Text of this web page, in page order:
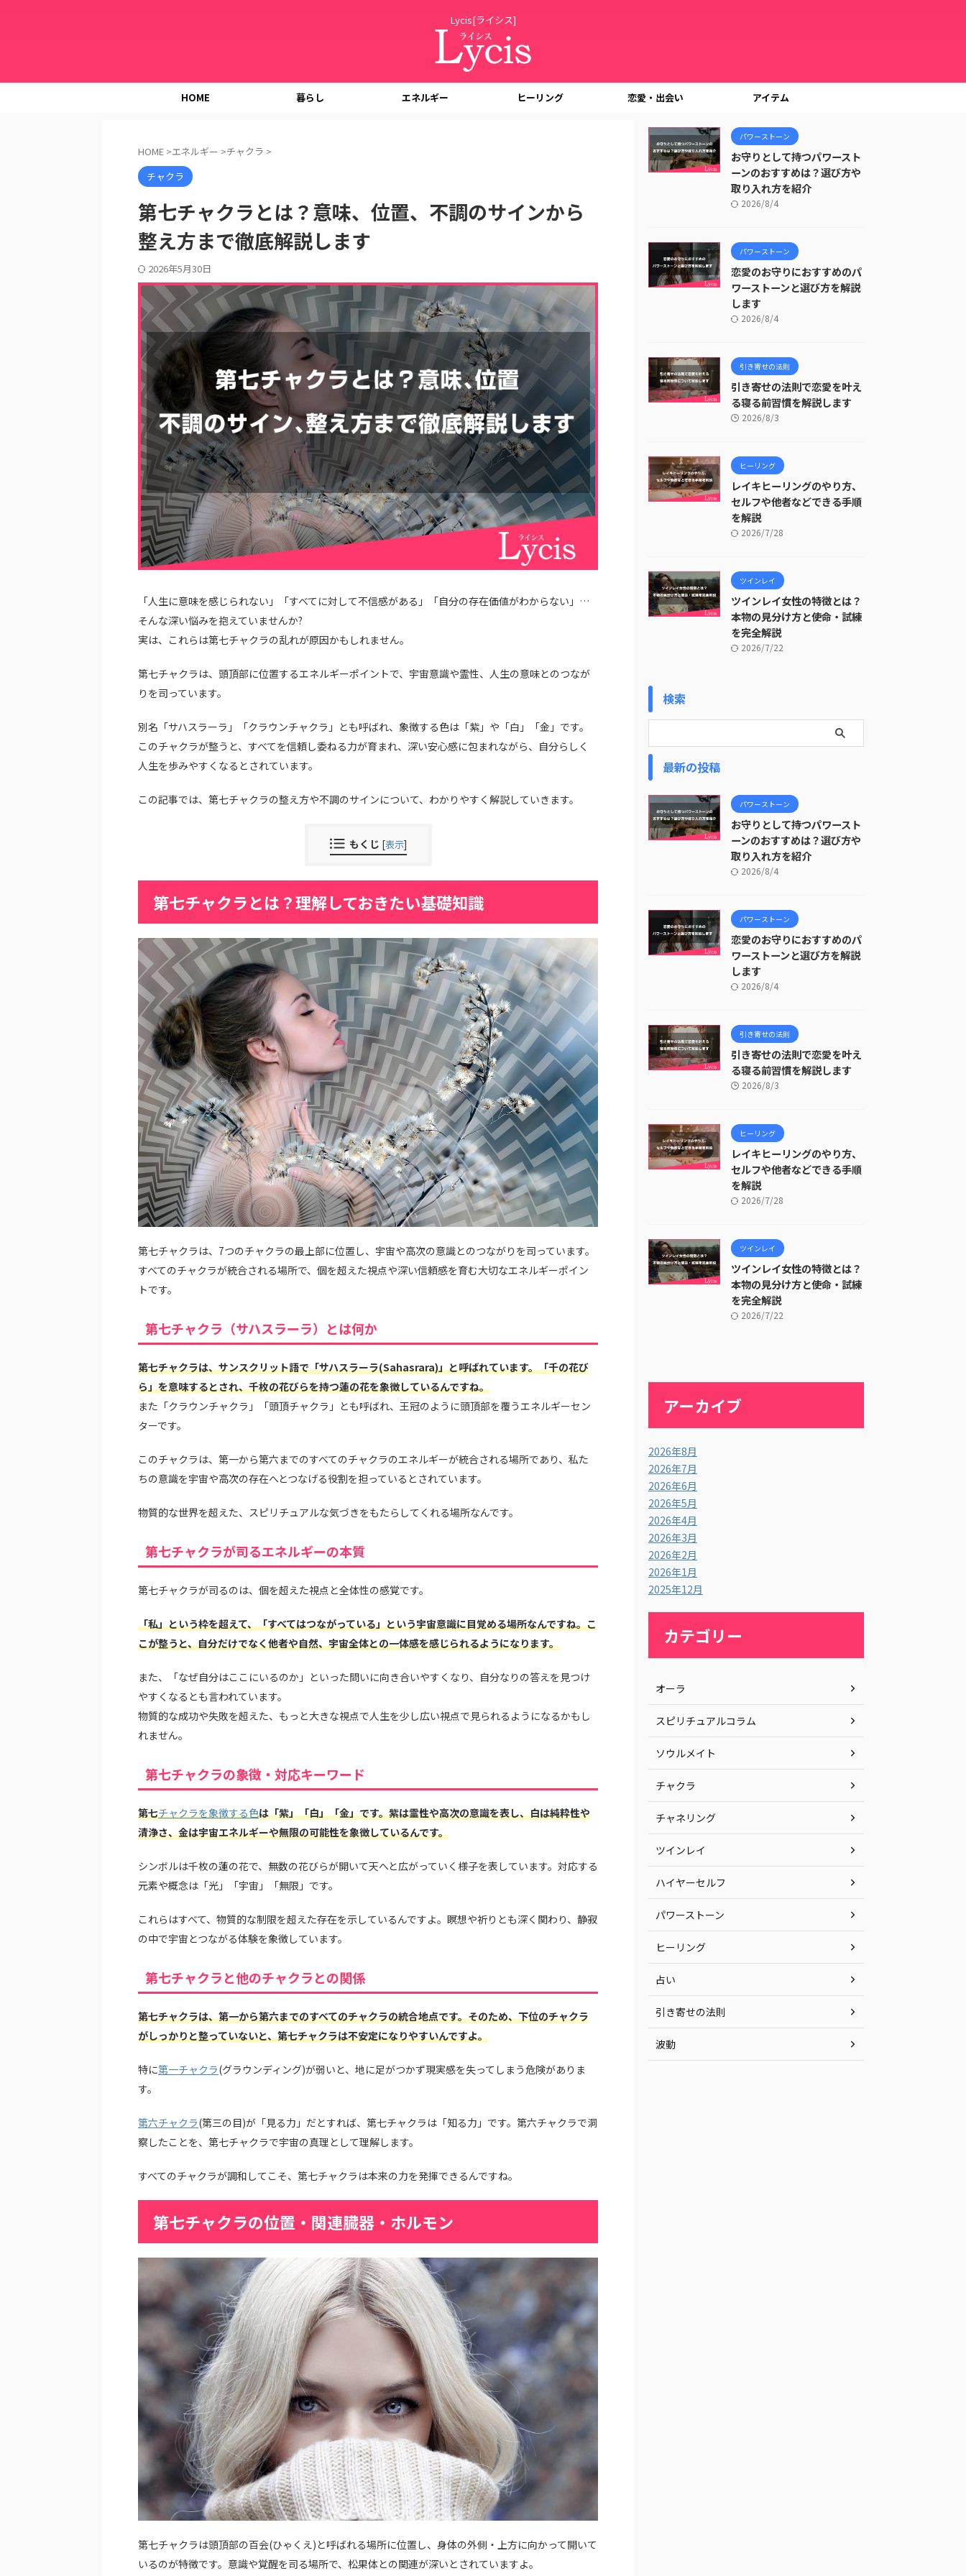
Lycis[ライシス]
HOME 暮らし エネルギー ヒーリング 恋愛・出会い アイテム
HOME >エネルギー >チャクラ >
チャクラ
第七チャクラとは？意味、位置、不調のサインから
整え方まで徹底解説します
2026年5月30日
「人生に意味を感じられない」「すべてに対して不信感がある」「自分の存在価値がわからない」…
そんな深い悩みを抱えていませんか?
実は、これらは第七チャクラの乱れが原因かもしれません。
第七チャクラは、頭頂部に位置するエネルギーポイントで、宇宙意識や霊性、人生の意味とのつなが
りを司っています。
別名「サハスラーラ」「クラウンチャクラ」とも呼ばれ、象徴する色は「紫」や「白」「金」です。
このチャクラが整うと、すべてを信頼し委ねる力が育まれ、深い安心感に包まれながら、自分らしく
人生を歩みやすくなるとされています。
この記事では、第七チャクラの整え方や不調のサインについて、わかりやすく解説していきます。
もくじ [表示]
第七チャクラとは？理解しておきたい基礎知識
第七チャクラは、7つのチャクラの最上部に位置し、宇宙や高次の意識とのつながりを司っています。
すべてのチャクラが統合される場所で、個を超えた視点や深い信頼感を育む大切なエネルギーポイン
トです。
第七チャクラ（サハスラーラ）とは何か
第七チャクラは、サンスクリット語で「サハスラーラ(Sahasrara)」と呼ばれています。「千の花び
ら」を意味するとされ、千枚の花びらを持つ蓮の花を象徴しているんですね。
また「クラウンチャクラ」「頭頂チャクラ」とも呼ばれ、王冠のように頭頂部を覆うエネルギーセン
ターです。
このチャクラは、第一から第六までのすべてのチャクラのエネルギーが統合される場所であり、私た
ちの意識を宇宙や高次の存在へとつなげる役割を担っているとされています。
物質的な世界を超えた、スピリチュアルな気づきをもたらしてくれる場所なんです。
第七チャクラが司るエネルギーの本質
第七チャクラが司るのは、個を超えた視点と全体性の感覚です。
「私」という枠を超えて、「すべてはつながっている」という宇宙意識に目覚める場所なんですね。こ
こが整うと、自分だけでなく他者や自然、宇宙全体との一体感を感じられるようになります。
また、「なぜ自分はここにいるのか」といった問いに向き合いやすくなり、自分なりの答えを見つけ
やすくなるとも言われています。
物質的な成功や失敗を超えた、もっと大きな視点で人生を少し広い視点で見られるようになるかもし
れません。
第七チャクラの象徴・対応キーワード
第七チャクラを象徴する色は「紫」「白」「金」です。紫は霊性や高次の意識を表し、白は純粋性や
清浄さ、金は宇宙エネルギーや無限の可能性を象徴しているんです。
シンボルは千枚の蓮の花で、無数の花びらが開いて天へと広がっていく様子を表しています。対応する
元素や概念は「光」「宇宙」「無限」です。
これらはすべて、物質的な制限を超えた存在を示しているんですよ。瞑想や祈りとも深く関わり、静寂
の中で宇宙とつながる体験を象徴しています。
第七チャクラと他のチャクラとの関係
第七チャクラは、第一から第六までのすべてのチャクラの統合地点です。そのため、下位のチャクラ
がしっかりと整っていないと、第七チャクラは不安定になりやすいんですよ。
特に第一チャクラ(グラウンディング)が弱いと、地に足がつかず現実感を失ってしまう危険がありま
す。
第六チャクラ(第三の目)が「見る力」だとすれば、第七チャクラは「知る力」です。第六チャクラで洞
察したことを、第七チャクラで宇宙の真理として理解します。
すべてのチャクラが調和してこそ、第七チャクラは本来の力を発揮できるんですね。
第七チャクラの位置・関連臓器・ホルモン
第七チャクラは頭頂部の百会(ひゃくえ)と呼ばれる場所に位置し、身体の外側・上方に向かって開いて
いるのが特徴です。意識や覚醒を司る場所で、松果体との関連が深いとされていますよ。
パワーストーン
お守りとして持つパワースト
ーンのおすすめは？選び方や
取り入れ方を紹介
2026/8/4
パワーストーン
恋愛のお守りにおすすめのパ
ワーストーンと選び方を解説
します
2026/8/4
引き寄せの法則
引き寄せの法則で恋愛を叶え
る寝る前習慣を解説します
2026/8/3
ヒーリング
レイキヒーリングのやり方、
セルフや他者などできる手順
を解説
2026/7/28
ツインレイ
ツインレイ女性の特徴とは？
本物の見分け方と使命・試練
を完全解説
2026/7/22
検索
最新の投稿
パワーストーン
お守りとして持つパワースト
ーンのおすすめは？選び方や
取り入れ方を紹介
2026/8/4
パワーストーン
恋愛のお守りにおすすめのパ
ワーストーンと選び方を解説
します
2026/8/4
引き寄せの法則
引き寄せの法則で恋愛を叶え
る寝る前習慣を解説します
2026/8/3
ヒーリング
レイキヒーリングのやり方、
セルフや他者などできる手順
を解説
2026/7/28
ツインレイ
ツインレイ女性の特徴とは？
本物の見分け方と使命・試練
を完全解説
2026/7/22
アーカイブ
2026年8月
2026年7月
2026年6月
2026年5月
2026年4月
2026年3月
2026年2月
2026年1月
2025年12月
カテゴリー
オーラ
スピリチュアルコラム
ソウルメイト
チャクラ
チャネリング
ツインレイ
ハイヤーセルフ
パワーストーン
ヒーリング
占い
引き寄せの法則
波動